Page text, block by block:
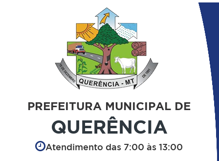
PREFEITURA MUNICIPAL DE
QUERÊNCIA
Atendimento das 7:00 às 13:00